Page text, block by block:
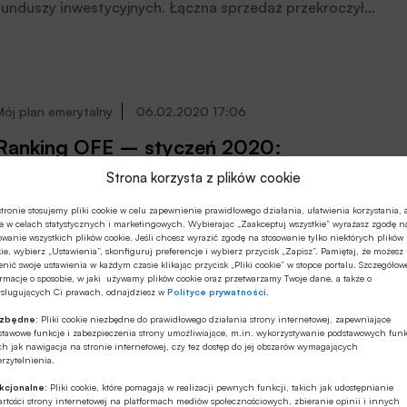
Strona korzysta z plików cookie
stosujemy pliki cookie w celu zapewnienie prawidłowego działania, ułatwienia korzystania, a
w celach statystycznych i marketingowych. Wybierając „Zaakceptuj wszystkie” wyrażasz zgodę
wszystkich plików cookie. Jeśli chcesz wyrazić zgodę na stosowanie tylko niektórych plików
wybierz „Ustawienia”, skonfiguruj preferencje i wybierz przycisk „Zapisz”. Pamiętaj, że możesz
swoje ustawienia w każdym czasie klikając przycisk „Pliki cookie” w stopce portalu.
o sposobie, w jaki używamy plików cookie oraz przetwarzamy Twoje dane, a także o
Ci prawach, odnajdziesz wPolityce prywatności
Pliki cookie niezbędne do prawidłowego działania strony internetowej, zapewniające
funkcje i zabezpieczenia strony umożliwiające, m.in. wykorzystywanie podstawowych
jak nawigacja na stronie internetowej, czy tez dostęp do jej obszarów wymagających
Pliki cookie, które pomagają w realizacji pewnych funkcji, takich jak udostępnianie
strony internetowej na platformach mediów społecznościowych, zbieranie opinii i innych
inwestycyjnych. Łączna sprzedaż przekroczyła
w sierpniu wyniosła +2,3 mld zł.
plan emerytalny 06.02.2020 17:06
OFE – styczeń 2020:
wszystkie fundusze emerytalne ze stratą
upłynął pod znakiem dużej zmienności na
rynkach, co odczuła również warszawska
Wszystkie fundusze emerytalne poniosły straty.
osobiste 04.02.2020 13:40
funduszy inwestycyjnych –
2020. Na czele fundusze akcji